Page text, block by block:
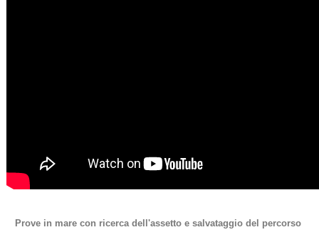
Prove in mare con ricerca dell'assetto e salvataggio del percorso